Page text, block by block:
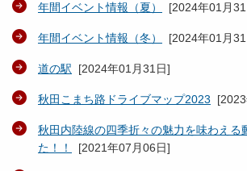
年間イベント情報（夏） [2024年01月31
年間イベント情報（冬） [2024年01月31
道の駅 [2024年01月31日]
秋田こまち路ドライブマップ2023 [
秋田内陸線の四季折々の魅力を味わえる
た！！
[2021年07月06日]